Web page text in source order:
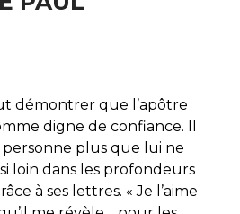
démontrer que l’apôtre
digne de confiance. Il
plus que lui ne
loin dans les profondeurs
à ses lettres. « Je l’aime